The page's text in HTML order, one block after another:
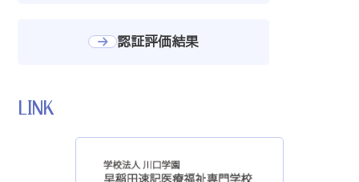
認証評価結果
LINK